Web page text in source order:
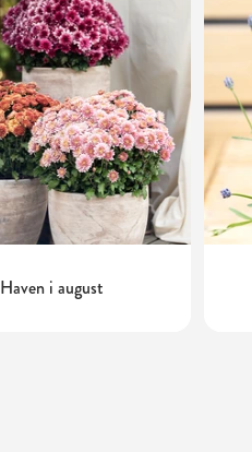
Haven i august